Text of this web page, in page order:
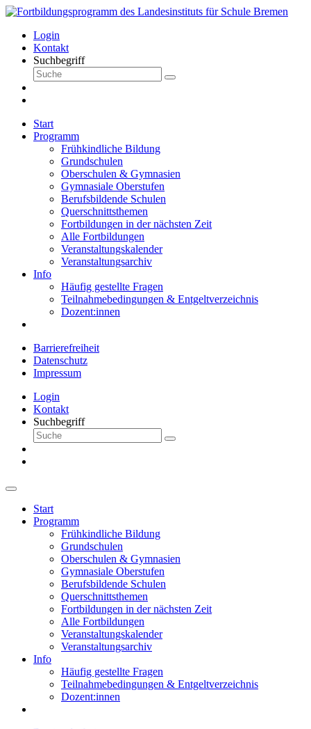
Login
Kontakt
Suchbegriff
Start
Programm
Frühkindliche Bildung
Grundschulen
Oberschulen & Gymnasien
Gymnasiale Oberstufen
Berufsbildende Schulen
Querschnittsthemen
Fortbildungen in der nächsten Zeit
Alle Fortbildungen
Veranstaltungskalender
Veranstaltungsarchiv
Info
Häufig gestellte Fragen
Teilnahmebedingungen & Entgeltverzeichnis
Dozent:innen
Barrierefreiheit
Datenschutz
Impressum
Login
Kontakt
Suchbegriff
Start
Programm
Frühkindliche Bildung
Grundschulen
Oberschulen & Gymnasien
Gymnasiale Oberstufen
Berufsbildende Schulen
Querschnittsthemen
Fortbildungen in der nächsten Zeit
Alle Fortbildungen
Veranstaltungskalender
Veranstaltungsarchiv
Info
Häufig gestellte Fragen
Teilnahmebedingungen & Entgeltverzeichnis
Dozent:innen